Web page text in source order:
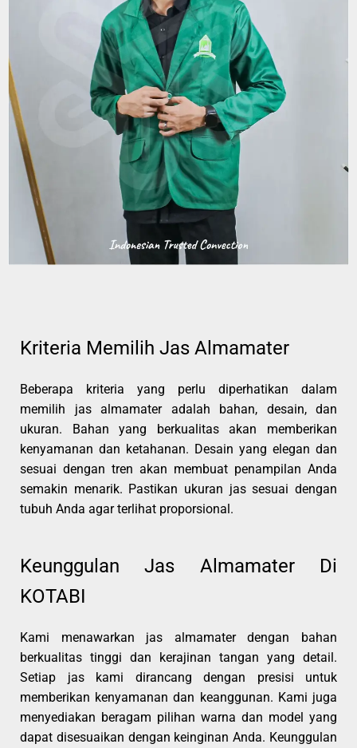
Kriteria Memilih Jas Almamater
Beberapa kriteria yang perlu diperhatikan dalam
memilih jas almamater adalah bahan, desain, dan
ukuran. Bahan yang berkualitas akan memberikan
kenyamanan dan ketahanan. Desain yang elegan dan
sesuai dengan tren akan membuat penampilan Anda
semakin menarik. Pastikan ukuran jas sesuai dengan
tubuh Anda agar terlihat proporsional.
Keunggulan Jas Almamater Di
KOTABI
Kami menawarkan jas almamater dengan bahan
berkualitas tinggi dan kerajinan tangan yang detail.
Setiap jas kami dirancang dengan presisi untuk
memberikan kenyamanan dan keanggunan. Kami juga
menyediakan beragam pilihan warna dan model yang
dapat disesuaikan dengan keinginan Anda. Keunggulan